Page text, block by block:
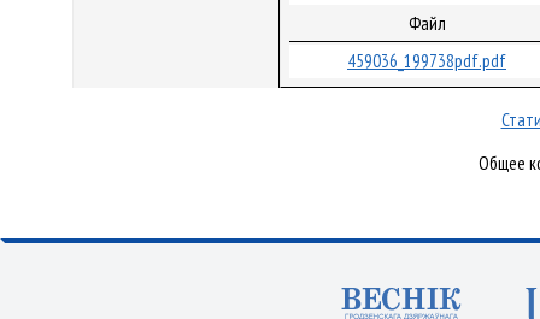
Файл
459036_199738pdf.pdf
Общее